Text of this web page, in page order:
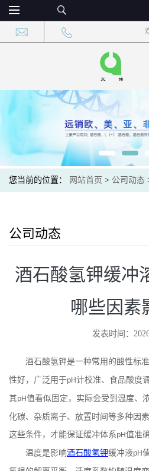
您当前的位置： 网站首页 > 公司动态
公司动态
酒石酸氢钾缓冲
哪些因素
发表时间：
酒石酸氢钾是一种常用的酸性标准
性好，广泛用于pH计校准、食品酸度
其pH值看似固定，实际会受到温度、
化碳、杂质离子、放置时间等多种因
这些条件，才能保证缓冲体系pH值准
温度是影响酒石酸氢钾缓冲液pH